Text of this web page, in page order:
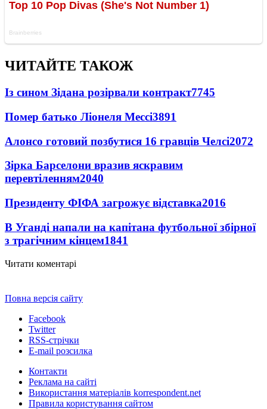
ЧИТАЙТЕ ТАКОЖ
Із сином Зідана розірвали контракт7745
Помер батько Ліонеля Мессі3891
Алонсо готовий позбутися 16 гравців Челсі2072
Зірка Барселони вразив яскравим
перевтіленням2040
Президенту ФІФА загрожує відставка2016
В Уганді напали на капітана футбольної збірної
з трагічним кінцем1841
Читати коментарі
Повна версія сайту
Facebook
Twitter
RSS-стрічки
E-mail розсилка
Контакти
Реклама на сайті
Використання матеріалів korrespondent.net
Правила користування сайтом